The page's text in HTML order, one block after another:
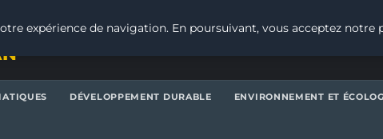
DÉVELOPPEMENT DURABLE ENVIRONNEMENT ET
expérience de navigation. En poursuivant, vous acceptez